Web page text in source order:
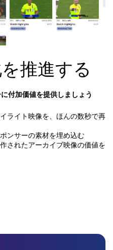
推進する
付加価値を提供しましょう
ライト映像を、ほんの数秒で再
ンサーの素材を埋め込む
されたアーカイブ映像の価値を